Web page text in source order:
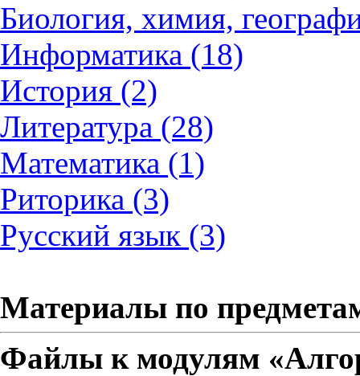
Биология, химия,
Информатика (18)
История (2)
Литература (28)
Математика (1)
Риторика (3)
Русский язык (3)
Материалы по
Файлы к модулям